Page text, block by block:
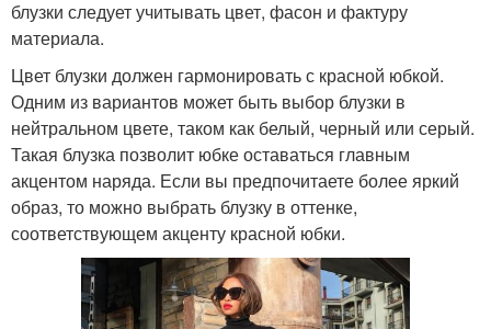
блузки следует учитывать цвет, фасон и фактуру
материала.
Цвет блузки должен гармонировать с красной юбкой.
Одним из вариантов может быть выбор блузки в
нейтральном цвете, таком как белый, черный или серый.
Такая блузка позволит юбке оставаться главным
акцентом наряда. Если вы предпочитаете более яркий
образ, то можно выбрать блузку в оттенке,
соответствующем акценту красной юбки.